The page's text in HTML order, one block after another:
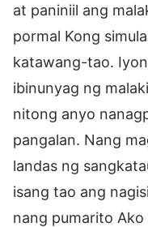
at paniniil ang
pormal Kong
katawang-tao.
ibinunyag ng
nitong anyo
pangalan. Nang
landas ng
isang tao ang
nang pumarito